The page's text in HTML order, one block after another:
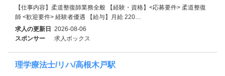
【仕事内容】柔道整復師業務全般 【経験・資格】<応募要件> 柔道整復
師 <歓迎要件> 経験者優遇 【給与】月給 220…
求人の更新日 2026-08-06
スポンサー
求人ボックス
理学療法士/リハ/高根木戸駅